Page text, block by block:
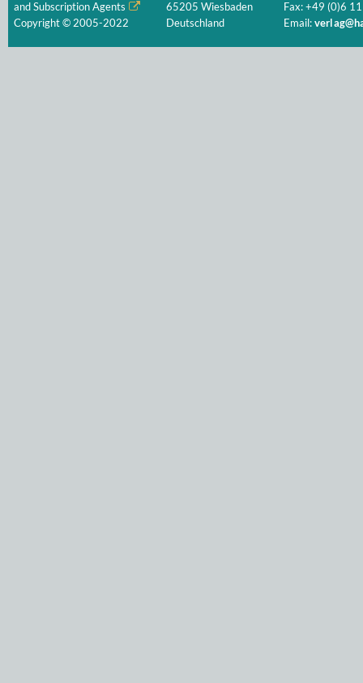
and Subscription Agents
Copyright © 2005-2022
65205 Wiesbaden
Deutschland
Fax: +49 (0)6
Email: